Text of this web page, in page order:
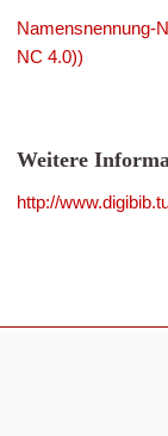
Namensnennung-
NC 4.0))
Weitere
http://